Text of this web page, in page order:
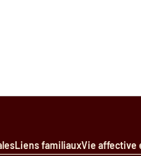
Liens familiauxVie affective